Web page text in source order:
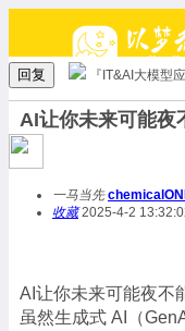
回复 『IT&AI大模型
AI让你未来可能夜
一马当先
收藏2025-4-2
AI让你未来可能夜不
虽然生成式 AI（